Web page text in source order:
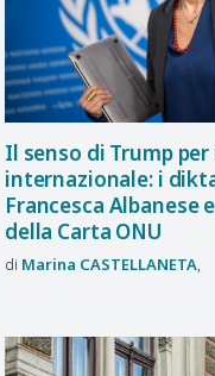
Il senso di Trump
internazionale: i
Francesca Albanese
della Carta ONU
Marina CASTELLANETA